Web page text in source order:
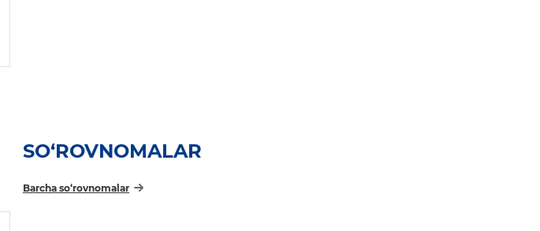
SO‘ROVNOMALAR
Barcha so‘rovnomalar